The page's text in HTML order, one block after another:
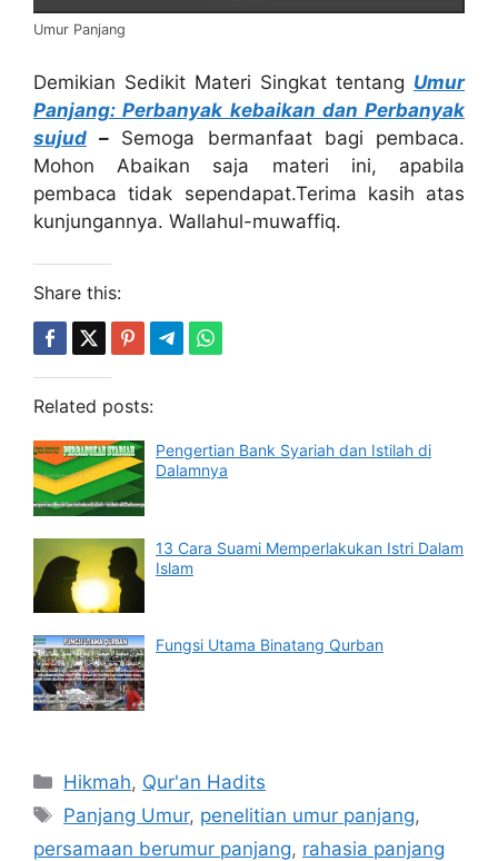
Umur Panjang
Demikian Sedikit Materi Singkat tentang Umur
Panjang: Perbanyak kebaikan dan Perbanyak
sujud – Semoga bermanfaat bagi pembaca.
Mohon Abaikan saja materi ini, apabila
pembaca tidak sependapat.Terima kasih atas
kunjungannya. Wallahul-muwaffiq.
Share this:
Related posts:
Pengertian Bank Syariah dan Istilah di
Dalamnya
13 Cara Suami Memperlakukan Istri Dalam
Islam
Fungsi Utama Binatang Qurban
Categories
Hikmah, Qur'an Hadits
Tags
Panjang Umur, penelitian umur panjang,
persamaan berumur panjang, rahasia panjang